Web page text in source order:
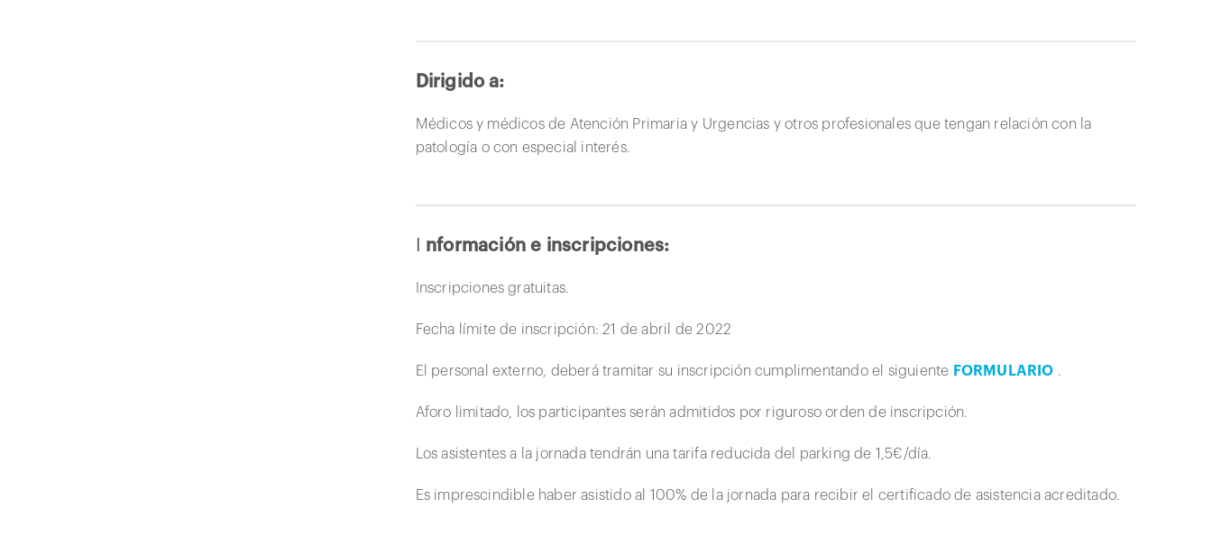
Dirigido a:
Médicos y médicos de Atención Primaria y Urgencias y otros profesionales que tengan relación con la
patología o con especial interés.
nformación e inscripciones:
Inscripciones gratuitas.
Fecha límite de inscripción: 21 de abril de 2022
El personal externo, deberá tramitar su inscripción cumplimentando el siguiente FORMULARIO .
Aforo limitado, los participantes serán admitidos por riguroso orden de inscripción.
Los asistentes a la jornada tendrán una tarifa reducida del parking de 1,5€/día.
Es imprescindible haber asistido al 100% de la jornada para recibir el certificado de asistencia acreditado.